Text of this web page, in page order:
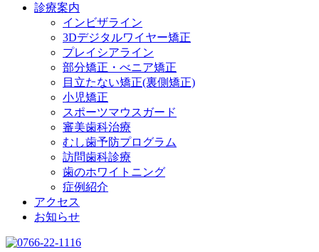
診療案内
インビザライン
3Dデジタルワイヤー矯正
プレイシアライン
部分矯正・べニア矯正
目立たない矯正(裏側矯正)
小児矯正
スポーツマウスガード
審美歯科治療
むし歯予防プログラム
訪問歯科診療
歯のホワイトニング
症例紹介
アクセス
お知らせ